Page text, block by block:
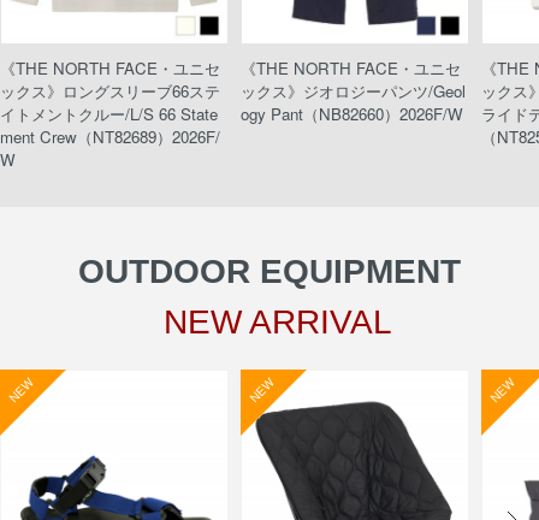
《THE NORTH FACE・ユニセ
ックス》ロングスリーブ66ステ
イトメントクルー/L/S 66 State
ment Crew（NT82689）2026F/
W
《THE NORTH FACE・ユニセ
ックス》ジオロジーパンツ/Geol
ogy Pant（NB82660）2026F/W
《
ックス
ライド
（
OUTDOOR EQUIPMENT
NEW ARRIVAL
NEW NEW NEW